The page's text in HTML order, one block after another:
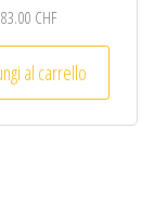
83.00 CHF
al carrello